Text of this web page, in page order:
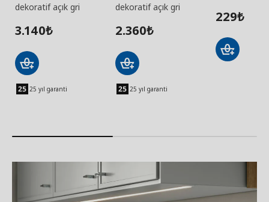
dekoratif açık gri
3.140₺
25 yıl garanti
dekoratif açık gri
2.360₺
25 yıl garanti
229₺